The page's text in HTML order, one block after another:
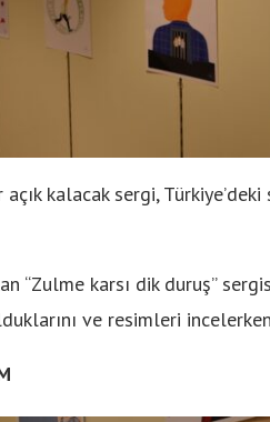
kalacak sergi,
“Zulme karsı dik duruş”
ve resimleri